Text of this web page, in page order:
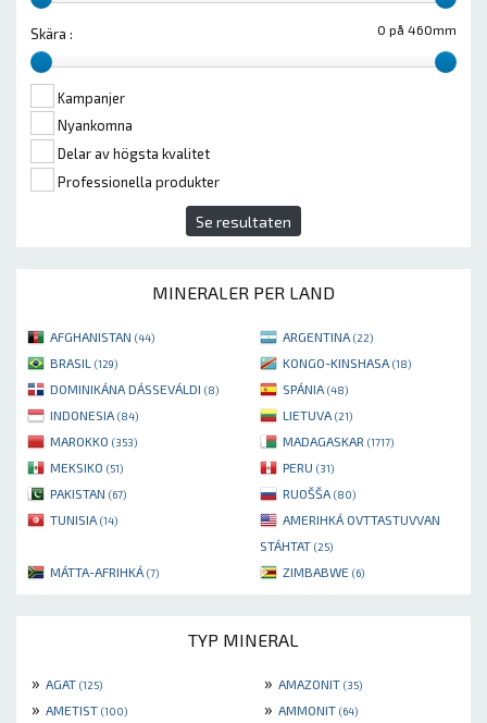
0 på 460mm
Skära :
Kampanjer
Nyankomna
Delar av högsta kvalitet
Professionella produkter
Se resultaten
MINERALER PER LAND
AFGHANISTAN (44) ARGENTINA (22)
BRASIL (129) KONGO-KINSHASA (18)
DOMINIKÁNA DÁSSEVÁLDI (8) SPÁNIA (48)
INDONESIA (84) LIETUVA (21)
MAROKKO (353) MADAGASKAR (1717)
MEKSIKO (51) PERU (31)
PAKISTAN (67) RUOŠŠA (80)
TUNISIA (14)
AMERIHKÁ OVTTASTUVVAN
STÁHTAT (25)
MÁTTA-AFRIHKÁ (7) ZIMBABWE (6)
TYP MINERAL
» AGAT (125) » AMAZONIT (35)
» AMETIST (100) » AMMONIT (64)